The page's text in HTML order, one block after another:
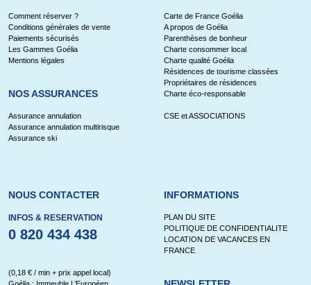
Comment réserver ?
Conditions générales de vente
Paiements sécurisés
Les Gammes Goélia
Mentions légales
NOS ASSURANCES
Assurance annulation
Assurance annulation multirisque
Assurance ski
Carte de France Goélia
A propos de Goélia
Parenthèses de bonheur
Charte consommer local
Charte qualité Goélia
Résidences de tourisme classées
Propriétaires de résidences
Charte éco-responsable
CSE et ASSOCIATIONS
NOUS CONTACTER
INFOS & RESERVATION
0 820 434 438
(0,18 € / min + prix appel local)
INFORMATIONS
PLAN DU SITE
POLITIQUE DE CONFIDENTIALITE
LOCATION DE VACANCES EN
FRANCE